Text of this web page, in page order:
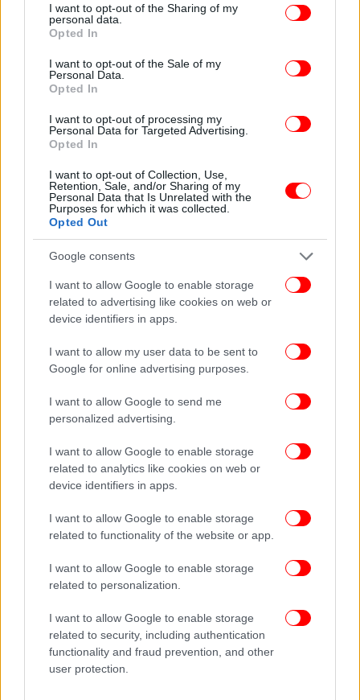
not limited to your visit or usage behaviour. You may click to
grant or deny consent to Google and its third-party tags to
use your data for below specified purposes in below Google
consent section.
I want to opt-out of the Sharing of my
personal data.
Opted In
I want to opt-out of the Sale of my
Personal Data.
Opted In
I want to opt-out of processing my
Personal Data for Targeted Advertising.
Opted In
I want to opt-out of Collection, Use,
Retention, Sale, and/or Sharing of my
Personal Data that Is Unrelated with the
Purposes for which it was collected.
Opted Out
Google consents
I want to allow Google to enable storage
related to advertising like cookies on web or
device identifiers in apps.
I want to allow my user data to be sent to
Google for online advertising purposes.
I want to allow Google to send me
personalized advertising.
I want to allow Google to enable storage
related to analytics like cookies on web or
device identifiers in apps.
I want to allow Google to enable storage
related to functionality of the website or app.
I want to allow Google to enable storage
related to personalization.
I want to allow Google to enable storage
related to security, including authentication
functionality and fraud prevention, and other
user protection.
ΟΛΕΣ ΟΙ ΕΙΔΗΣΕΙΣ
Σεισμοί στη Σαντορίνη: Τι λένε Σκορδίλης, Λέκκας για
το ρήγμα που έχει διεγερθεί, τι σεισμό μπορεί να δώσει
-Σε επιφυλακή 4 νησιά
Μπαράζ σεισμών και τη νύχτα στη Σαντορίνη -Φεύγουν
από το νησί όσοι μπορούν, ξεπουλάνε τα εισιτήρια
Ο Τραμπ ανακοινώνει δασμούς και για την ΕΕ; -«Θα